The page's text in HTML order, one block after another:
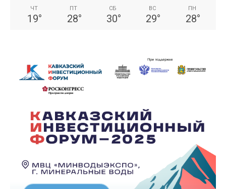
ЧТ
19°
ПТ
28°
СБ
30°
ВС
29°
ПН
28°